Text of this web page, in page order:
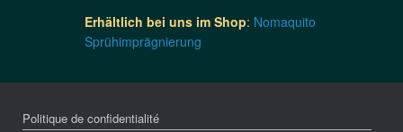
Erhältlich bei uns im Shop: Nomaquito
Sprühimprägnierung
Politique de confidentialité